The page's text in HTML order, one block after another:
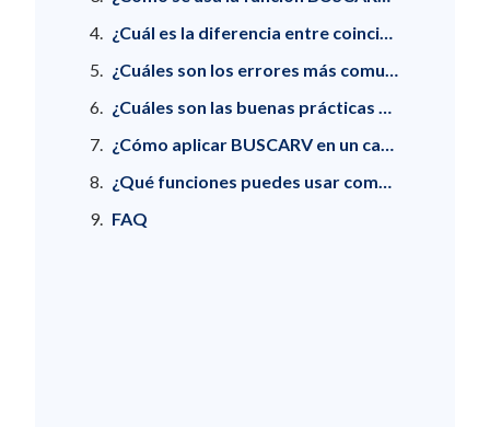
¿Cuál es la diferencia entre coincidencia exacta y aproximada en BUSCARV?
¿Cuáles son los errores más comunes al usar BUSCARV (y cómo evitarlos)?
¿Cuáles son las buenas prácticas para usar BUSCARV correctamente?
¿Cómo aplicar BUSCARV en un caso real de trabajo?
¿Qué funciones puedes usar como alternativa a BUSCARV?
FAQ